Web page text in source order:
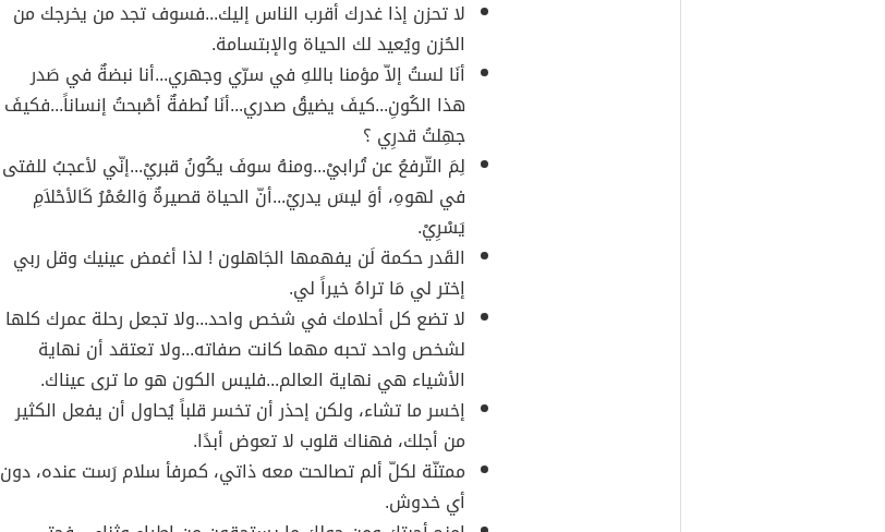
لا تحزن إذا غدرك أقرب الناس إليك...فسوف تجد من يخرجك من
الحُزن ويُعيد لك الحياة والإبتسامة.
أنَا لستُ إلاّ مؤمنا باللهِ في سرّي وجهري...أنا نبضةٌ في صَدر
هذا الكُونِ...كيفَ يضيقُ صدري...أنَا نُطفةٌ أصْبحتُ إنساناً...فكيفَ
جهِلتُ قدرِي ؟
لِمَ التّرفعُ عن تُرابيْ...ومنهُ سوفَ يكُونُ قبريْ...إنّي لأعجبُ للفتى
في لهوهِ، أوَ ليسَ يدريْ...أنّ الحياة قصيرةٌ وَالعُمْرُ كَالأحْلاَمِ
يَسْرِيْ.
القَدر حكمة لَن يفهمها الجَاهلون ! لذا أغمض عينيك وقل ربي
إختر لي مَا تراهُ خيراً لي.
لا تضع كل أحلامك في شخص واحد...ولا تجعل رحلة عمرك كلها
لشخص واحد تحبه مهما كانت صفاته...ولا تعتقد أن نهاية
الأشياء هي نهاية العالم...فليس الكون هو ما ترى عيناك.
إخسر ما تشاء، ولكن إحذر أن تخسر قلباً يُحاول أن يفعل الكثير
من أجلك، فهناك قلوب لا‌ تعوض أبدًا.
ممتنّة لكلّ ألم تصالحت معه ذاتي، كمرفأ سلام رَست عنده، دون
أي خدوش.